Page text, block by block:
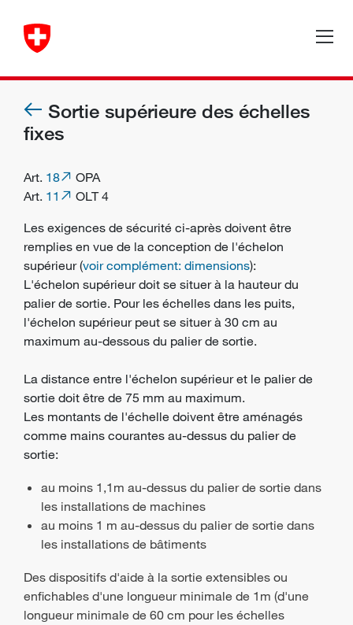
Sortie supérieure des échelles
fixes
Art. 18
OPA
Art. 11
OLT 4
Les exigences de sécurité ci-après doivent être
remplies en vue de la conception de l'échelon
supérieur (voir complément: dimensions):
L'échelon supérieur doit se situer à la hauteur du
palier de sortie. Pour les échelles dans les puits,
l'échelon supérieur peut se situer à 30 cm au
maximum au-dessous du palier de sortie.
La distance entre l'échelon supérieur et le palier de
sortie doit être de 75 mm au maximum.
Les montants de l'échelle doivent être aménagés
comme mains courantes au-dessus du palier de
sortie:
au moins 1,1m au-dessus du palier de sortie dans
les installations de machines
au moins 1 m au-dessus du palier de sortie dans
les installations de bâtiments
Des dispositifs d'aide à la sortie extensibles ou
enfichables d'une longueur minimale de 1m (d'une
longueur minimale de 60 cm pour les échelles